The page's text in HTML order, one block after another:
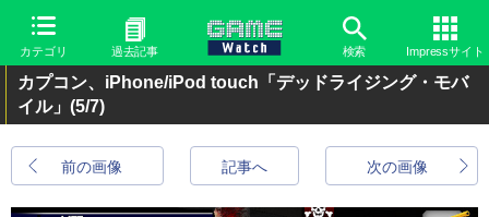
カテゴリ 過去記事 検索 Impressサイト
カプコン、iPhone/iPod touch「デッドライジング・モバ
イル」 (5/7)
前の画像 次の画像
記事へ